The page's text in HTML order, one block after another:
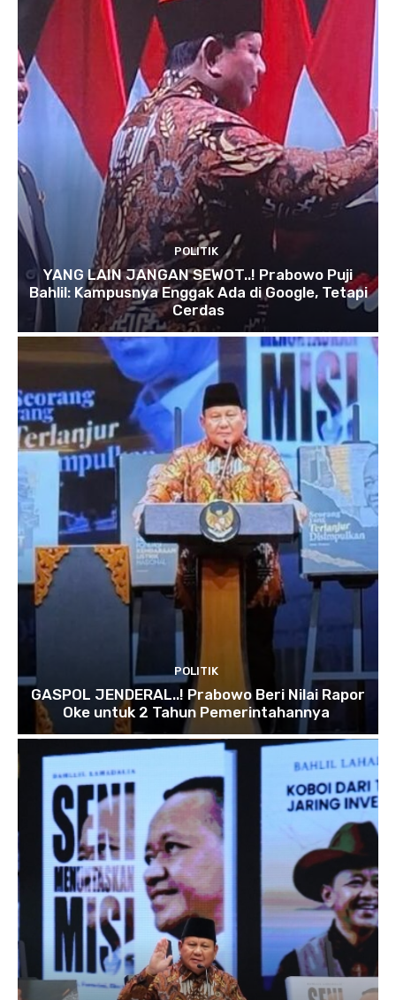
POLITIK
YANG LAIN JANGAN SEWOT..! Prabowo Puji
Bahlil: Kampusnya Enggak Ada di Google, Tetapi
Cerdas
POLITIK
GASPOL JENDERAL..! Prabowo Beri Nilai Rapor
Oke untuk 2 Tahun Pemerintahannya